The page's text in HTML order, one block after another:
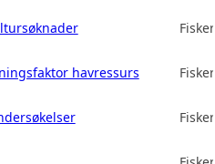
havressurs